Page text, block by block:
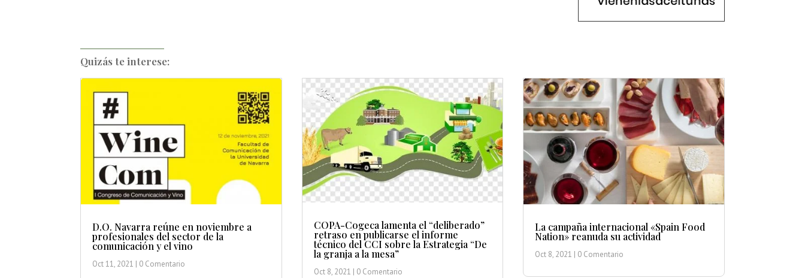
Quizás te interese:
D.O. Navarra reúne en noviembre a
profesionales del sector de la
comunicación y el vino
Oct 11, 2021 | 0 Comentario
COPA-Cogeca lamenta el “deliberado”
retraso en publicarse el informe
técnico del CCI sobre la Estrategia “De
la granja a la mesa”
Oct 8, 2021 | 0 Comentario
La campaña internacional «Spain Food
Nation» reanuda su actividad
Oct 8, 2021 | 0 Comentario